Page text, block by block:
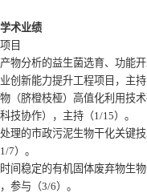
术业绩
目
物分析的益生菌选育、功能
创新能力提升工程项目，主持
（脐橙枝桠）高值化利用技
技协作），主持（1/15）。
理的市政污泥生物干化关键
7）。
间稳定的有机固体废弃物生
参与（3/6）。